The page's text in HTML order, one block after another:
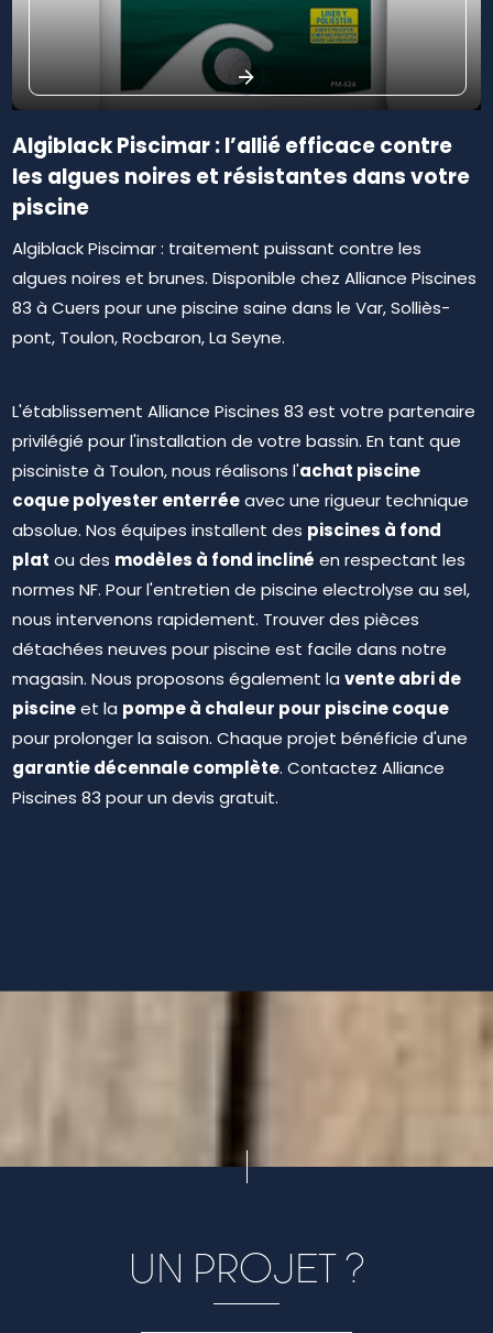
Algiblack Piscimar : l’allié efficace contre
les algues noires et résistantes dans votre
piscine
Algiblack Piscimar : traitement puissant contre les
algues noires et brunes. Disponible chez Alliance Piscines
83 à Cuers pour une piscine saine dans le Var, Solliès-
pont, Toulon, Rocbaron, La Seyne.
L'établissement Alliance Piscines 83 est votre partenaire
privilégié pour l'installation de votre bassin. En tant que
pisciniste à Toulon, nous réalisons l'achat piscine
coque polyester enterréeavec une rigueur technique
absolue. Nos équipes installent des piscines à fond
plat ou des modèles à fond incliné en respectant les
normes NF. Pour l'entretien de piscine electrolyse au sel,
nous intervenons rapidement. Trouver des pièces
détachées neuves pour piscine est facile dans notre
magasin. Nous proposons également lavente abri de
piscineet la pompe à chaleur pour piscine coque
pour prolonger la saison. Chaque projet bénéficie d'une
garantie décennale complète. Contactez Alliance
Piscines 83 pour un devis gratuit.
UN PROJET ?